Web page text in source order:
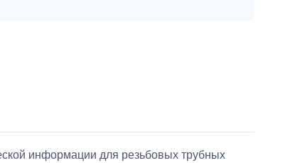
информации для резьбовых трубных